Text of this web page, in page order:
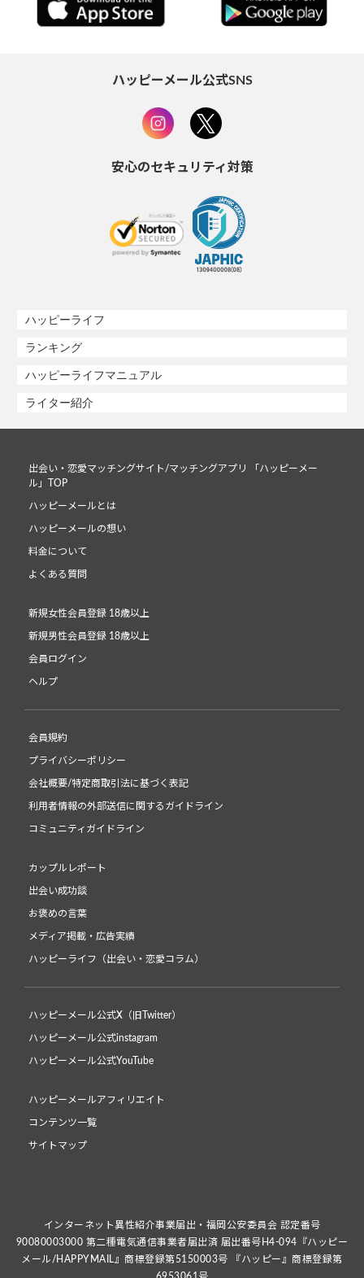
ハッピーメール公式SNS
安心のセキュリティ対策
ハッピーライフ
ランキング
ハッピーライフマニュアル
ライター紹介
出会い・恋愛マッチングサイト/マッチングアプリ 「ハッピーメー
ル」TOP
ハッピーメールとは
ハッピーメールの想い
料金について
よくある質問
新規女性会員登録 18歳以上
新規男性会員登録 18歳以上
会員ログイン
ヘルプ
会員規約
プライバシーポリシー
会社概要/特定商取引法に基づく表記
利用者情報の外部送信に関するガイドライン
コミュニティガイドライン
カップルレポート
出会い成功談
お褒めの言葉
メディア掲載・広告実績
ハッピーライフ（出会い・恋愛コラム）
ハッピーメール公式X（旧Twitter）
ハッピーメール公式instagram
ハッピーメール公式YouTube
ハッピーメールアフィリエイト
コンテンツ一覧
サイトマップ
インターネット異性紹介事業届出・福岡公安委員会 認定番号
90080003000 第二種電気通信事業者届出済 届出番号H4-094『ハッピー
メール/HAPPYMAIL』商標登録第5150003号 『ハッピー』商標登録第